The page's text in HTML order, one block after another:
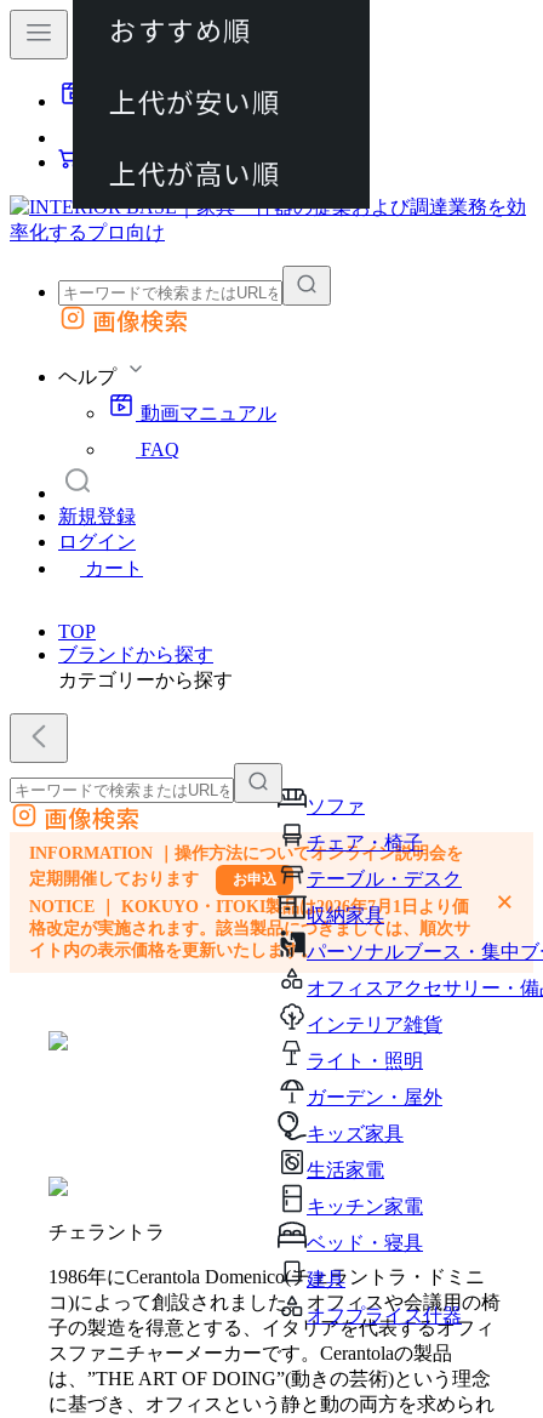
動画マニュアル
カート
外部サイトの商品をカートに追加
画像検索
ヘルプ
動画マニュアル
FAQ
新規登録
ログイン
カート
TOP
ブランドから探す
カテゴリーから探す
ソファ
チェア・椅子
テーブル・デスク
収納家具
パーソナルブース・集中
オフィスアクセサリー・備
インテリア雑貨
ライト・照明
ガーデン・屋外
キッズ家具
生活家電
キッチン家電
ベッド・寝具
建具
オフプライス什器
外部サイトの商品をカートに追加
他のサイトで見つけた商品ページのURLを貼り付けて、カートに追加できます
画像検索
INFORMATION ｜操作方法についてオンライン説明会を
定期開催しております
お申込
NOTICE ｜ KOKUYO・ITOKI製品は2026年7月1日より価
格改定が実施されます。該当製品につきましては、順次サ
イト内の表示価格を更新いたします。
×
チェラントラ
1986年にCerantola Domenico(チェラントラ・ドミニ
コ)によって創設されました。オフィスや会議用の椅
子の製造を得意とする、イタリアを代表するオフィ
スファニチャーメーカーです。Cerantolaの製品
は、”THE ART OF DOING”(動きの芸術)という理念
に基づき、オフィスという静と動の両方を求められ
おすすめ順
上代が安い順
上代が高い順